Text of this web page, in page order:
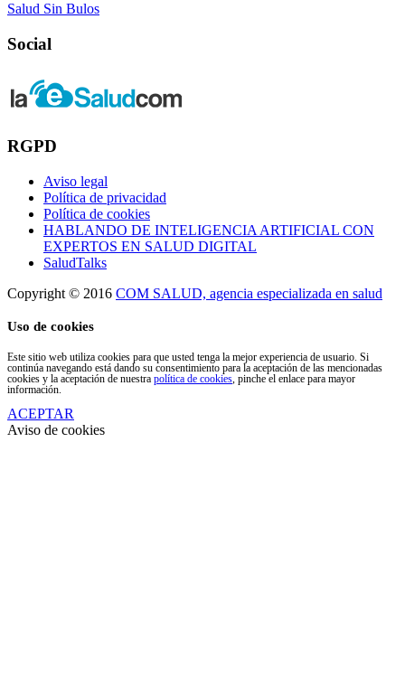
Salud Sin Bulos
Social
RGPD
Aviso legal
Política de privacidad
Política de cookies
HABLANDO DE INTELIGENCIA ARTIFICIAL CON
EXPERTOS EN SALUD DIGITAL
SaludTalks
Copyright © 2016 COM SALUD, agencia especializada en salud
Uso de cookies
Este sitio web utiliza cookies para que usted tenga la mejor experiencia de usuario. Si
continúa navegando está dando su consentimiento para la aceptación de las mencionadas
cookies y la aceptación de nuestra política de cookies , pinche el enlace para mayor
información.
ACEPTAR
Aviso de cookies